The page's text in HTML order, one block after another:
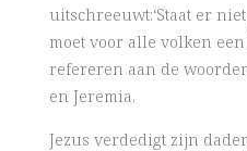
uitschreeuwt:‘Staat er
moet voor alle volken
refereren aan de
en Jeremia.
Jezus verdedigt zijn